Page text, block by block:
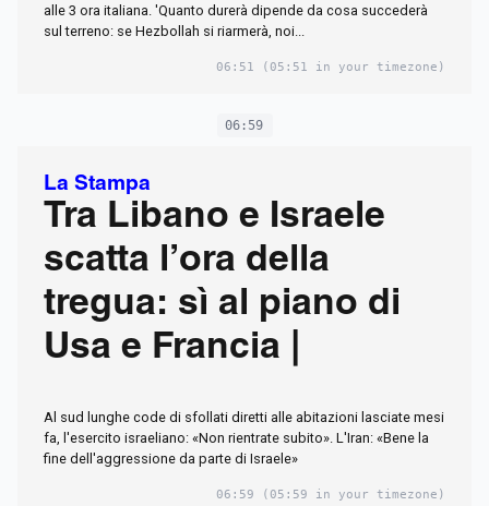
alle 3 ora italiana. 'Quanto durerà dipende da cosa succederà
sul terreno: se Hezbollah si riarmerà, noi...
06:51 (05:51 in your timezone)
06:59
La Stampa
Tra Libano e Israele
scatta l’ora della
tregua: sì al piano di
Usa e Francia | ​
Al sud lunghe code di sfollati diretti alle abitazioni lasciate mesi
fa, l'esercito israeliano: «Non rientrate subito». L'Iran: «Bene la
fine dell'aggressione da parte di Israele»
06:59 (05:59 in your timezone)